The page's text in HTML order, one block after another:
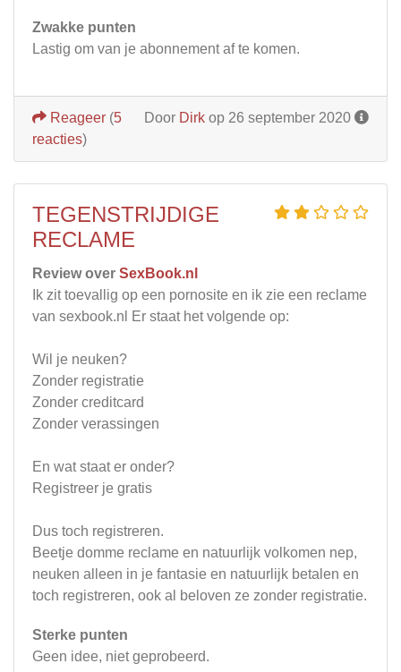
Zwakke punten
Lastig om van je abonnement af te komen.
Door Dirk op 26 september 2020
Reageer (5
reacties)
TEGENSTRIJDIGE
RECLAME
Review over SexBook.nl
Ik zit toevallig op een pornosite en ik zie een reclame
van sexbook.nl Er staat het volgende op:
Wil je neuken?
Zonder registratie
Zonder creditcard
Zonder verassingen
En wat staat er onder?
Registreer je gratis
Dus toch registreren.
Beetje domme reclame en natuurlijk volkomen nep,
neuken alleen in je fantasie en natuurlijk betalen en
toch registreren, ook al beloven ze zonder registratie.
Sterke punten
Geen idee, niet geprobeerd.